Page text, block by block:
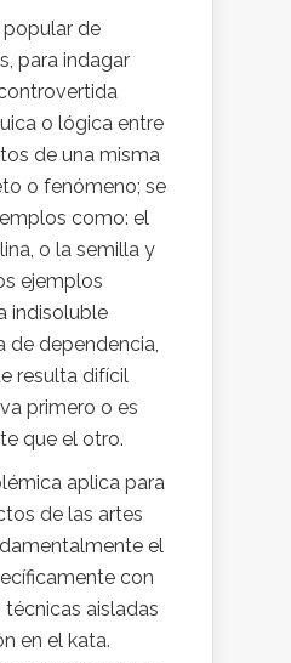
popular de
para indagar
o lógica entre
de una misma
o fenómeno; se
como: el
o la semilla y
ejemplos
indisoluble
de dependencia,
resulta difícil
primero o es
que el otro.
aplica para
de las artes
el
con
aisladas
en el kata.